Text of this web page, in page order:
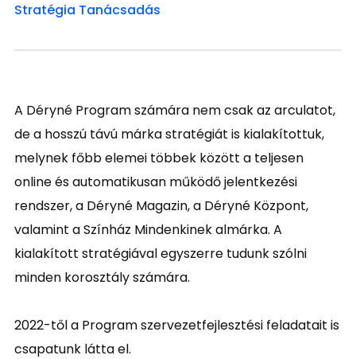
Stratégia Tanácsadás
A Déryné Program számára nem csak az arculatot,
de a hosszú távú márka stratégiát is kialakítottuk,
melynek főbb elemei többek között a teljesen
online és automatikusan működő jelentkezési
rendszer, a Déryné Magazin, a Déryné Központ,
valamint a Színház Mindenkinek almárka. A
kialakított stratégiával egyszerre tudunk szólni
minden korosztály számára.
2022-től a Program szervezetfejlesztési feladatait is
csapatunk látta el.